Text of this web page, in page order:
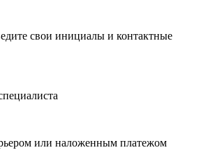
свои инициалы и контактные
или наложенным платежом